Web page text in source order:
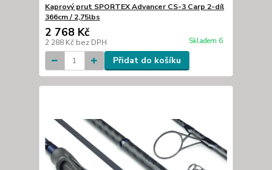
Kaprový prut SPORTEX Advancer CS-3 Carp 2-díl
366cm / 2,75lbs
2 768 Kč
2 288 Kč bez DPH Skladem 6
Přidat do košíku